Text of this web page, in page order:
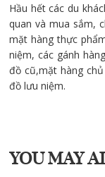
Hầu hết các du
quan và mua sắm,
mặt hàng thực
niệm, các gánh
đồ cũ,mặt hàng
đồ lưu niệm.
YOU MAY